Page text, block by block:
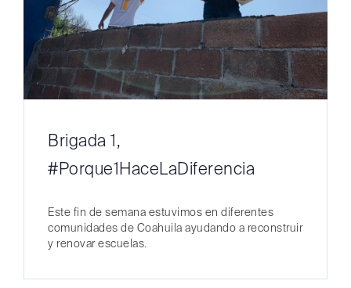
Brigada 1,
#Porque1HaceLaDiferencia
Este fin de semana estuvimos en diferentes
comunidades de Coahuila ayudando a reconstruir
y renovar escuelas.